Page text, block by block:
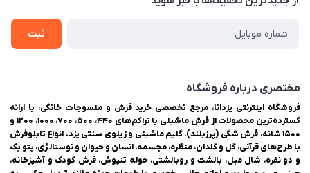
سوالات متداول
ثبت
مختصری درباره فروشگاه
فروشگاه اینترنتی یزدانا، مرجع تخصصی خرید فرش و منسوجات خانگی، با ارائه
گسترده‌ترین محصولات از فرش ماشینی با تراکم‌های ۴۴۰، ۵۰۰، ۷۰۰، ۱۰۰۰، ۱۲۰۰ و
۱۵۰۰ شانه، فرش شگی (پرزبلند)، گلیم ماشینی و زیلوی سنتی یزد. انواع تابلوفرش
با طرح‌های قرآنی، گل و گلدان، منظره، مجسمه، انسان و حیوان و نوستالژی، پتو یک
و دو نفره، شال مبل، بالشت و روبالشتی، حوله تنپوش، فرش کودک و آشپزخانه،